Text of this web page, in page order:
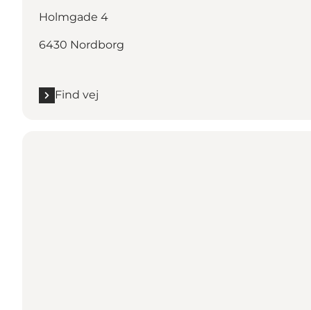
Holmgade 4
6430 Nordborg
Find vej